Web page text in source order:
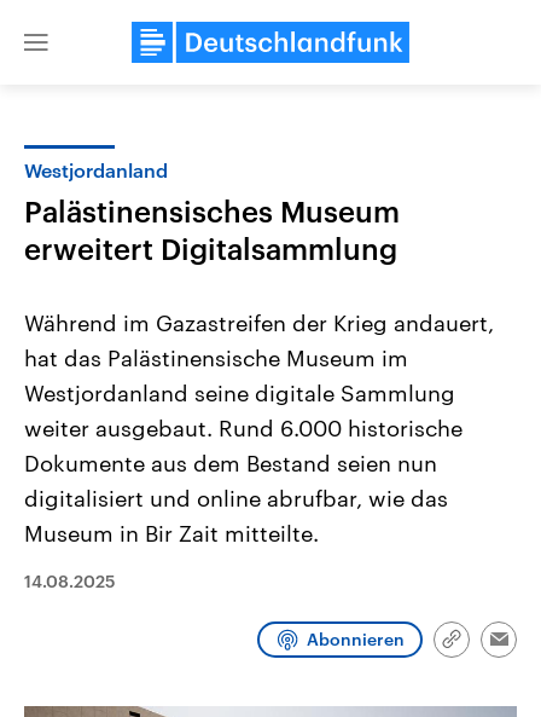
Close
Landtagswahl Sachsen-Anhalt
2026
Alle Informationen
September 2026 einen neuen
Bundesland von einer Koalition aus
Umfragen, Prognosen,
und Kandidaten der anstehenden
USA
Aktuelle Beiträge,
Hintergründe
gehören die Vereinigten
Westjordanland
Palästinensisches Museum
erweitert Digitalsammlung
Während im Gazastreifen der Krieg andauert,
hat das Palästinensische Museum im
Westjordanland seine digitale Sammlung
weiter ausgebaut. Rund 6.000 historische
Dokumente aus dem Bestand seien nun
digitalisiert und online abrufbar, wie das
Museum in Bir Zait mitteilte.
14.08.2025
Abonnieren
Link